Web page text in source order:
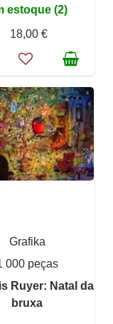
estoque (2)
18,00 €
Grafika
000 peças
Ruyer: Natal da
bruxa